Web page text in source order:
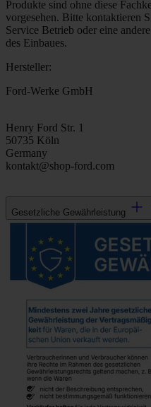
Produkte sind ohne diese
vorgesehen. Bitte kontaktieren
Service Betrieb oder eine
des Einbaues.
Hersteller:
Ford-Werke GmbH
Henry Ford Str. 1
50735 Köln
Germany
kontakt@shop-ford.com
Gesetzliche Gewährleistung